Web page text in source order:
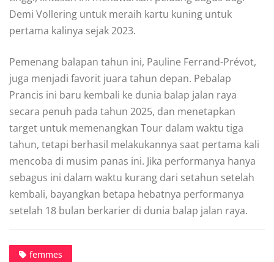
Demi Vollering untuk meraih kartu kuning untuk
pertama kalinya sejak 2023.
Pemenang balapan tahun ini, Pauline Ferrand-Prévot,
juga menjadi favorit juara tahun depan. Pebalap
Prancis ini baru kembali ke dunia balap jalan raya
secara penuh pada tahun 2025, dan menetapkan
target untuk memenangkan Tour dalam waktu tiga
tahun, tetapi berhasil melakukannya saat pertama kali
mencoba di musim panas ini. Jika performanya hanya
sebagus ini dalam waktu kurang dari setahun setelah
kembali, bayangkan betapa hebatnya performanya
setelah 18 bulan berkarier di dunia balap jalan raya.
femmes